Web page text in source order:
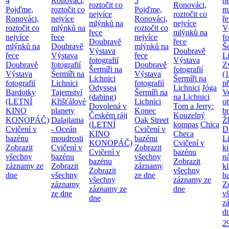
Pojďme,
Ronováci,
roztočit co
nejvíce
mlýnků na
řece
Doubravě
Výstava
fotografií
Bardotky
(LETNÍ
KINO
KONOPÁČ)
Cvičení v
bazénu
Zobrazit
všechny
záznamy ze
dne
roztočit co
nejvíce
mlýnků na
řece
Doubravě
Výstava
fotografií
Šermíři na
Lichnici
Tajemství
Křišťálové
planety
Dalajlama
- Oceán
moudrosti
Cvičení v
bazénu
Zobrazit
všechny
záznamy
ze dne
roztočit co
nejvíce
mlýnků na
řece
Doubravě
Výstava
fotografií
Šermíři na
Lichnici
Odyssea
(dabing)
Dovolená v
Českém ráji
(LETNÍ
KINO
KONOPÁČ)
Cvičení v
bazénu
Zobrazit
všechny
záznamy ze
dne
Pojďme,
Ronováci,
roztočit co
nejvíce
mlýnků na
řece
Doubravě
Výstava
fotografií
Šermíři na
Lichnici
Konec
Oak Street
Cvičení v
bazénu
Zobrazit
všechny
záznamy
ze dne
Ronováci,
roztočit co
nejvíce
mlýnků na
řece
Doubravě
Výstava
fotografií
Šermíři na
Lichnici Jóga
na Lichnici
Tom a Jerry:
Kouzelný
kompas Chica
Checa
Cvičení v
bazénu
Zobrazit
všechny
záznamy ze
dne